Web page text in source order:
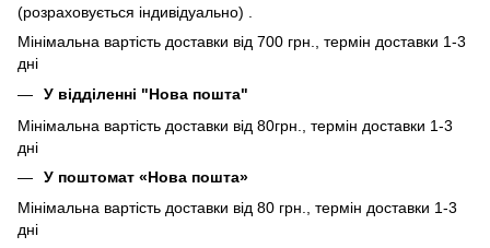
(розраховується індивідуально) .
Мінімальна вартість доставки від 700 грн., термін доставки 1-3
дні
У відділенні "Нова пошта"
Мінімальна вартість доставки від 80грн., термін доставки 1-3
дні
У поштомат «Нова пошта»
Мінімальна вартість доставки від 80 грн., термін доставки 1-3
дні